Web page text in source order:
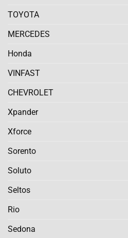
TOYOTA
MERCEDES
Honda
VINFAST
CHEVROLET
Xpander
Xforce
Sorento
Soluto
Seltos
Rio
Sedona